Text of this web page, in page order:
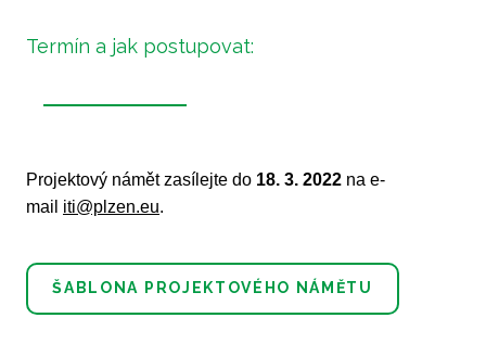
Termín a jak postupovat:
Projektový námět zasílejte do 18. 3. 2022 na e-
mail iti@plzen.eu.
ŠABLONA PROJEKTOVÉHO NÁMĚTU